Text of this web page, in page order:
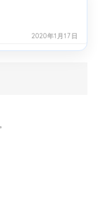
2020年1月17日